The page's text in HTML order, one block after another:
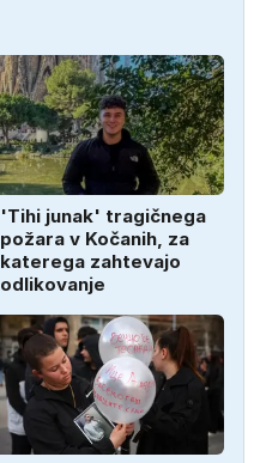
'Tihi junak' tragičnega
požara v Kočanih, za
katerega zahtevajo
odlikovanje